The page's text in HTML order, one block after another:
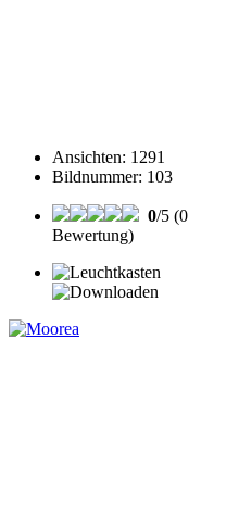
Ansichten: 1291
Bildnummer: 103
0/5 (0
Bewertung)